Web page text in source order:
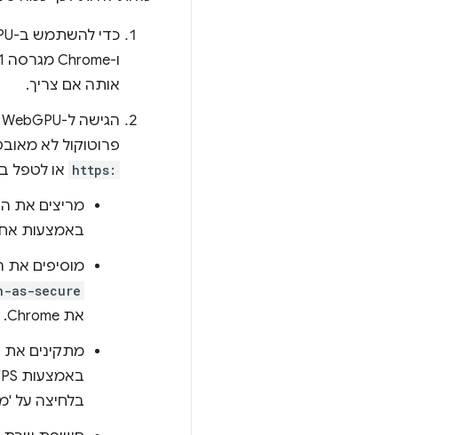
ו-Chrome מגרסה 121 ואילך ב-Android. בודקים את הגרסה בכתובת
אותה אם צריך.
פרוטוקול לא
https: או לטפל
מריצים את
באמצעות
מוסיפים את
secure
את Chrome.
מתקינים את Node.js ומריצים את הפקודה
בלחיצה על